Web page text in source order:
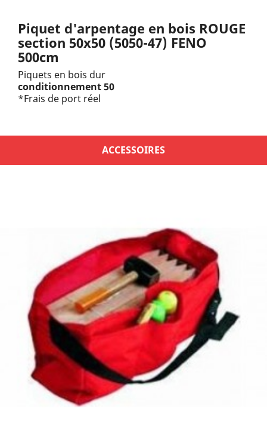
Piquet d'arpentage en bois ROUGE
section 50x50 (5050-47) FENO
500cm
Piquets en bois dur
conditionnement 50
*Frais de port réel
ACCESSOIRES